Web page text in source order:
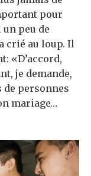
pour
peu de
crié au loup. Il
«D’accord,
je demande,
de personnes
mariage…